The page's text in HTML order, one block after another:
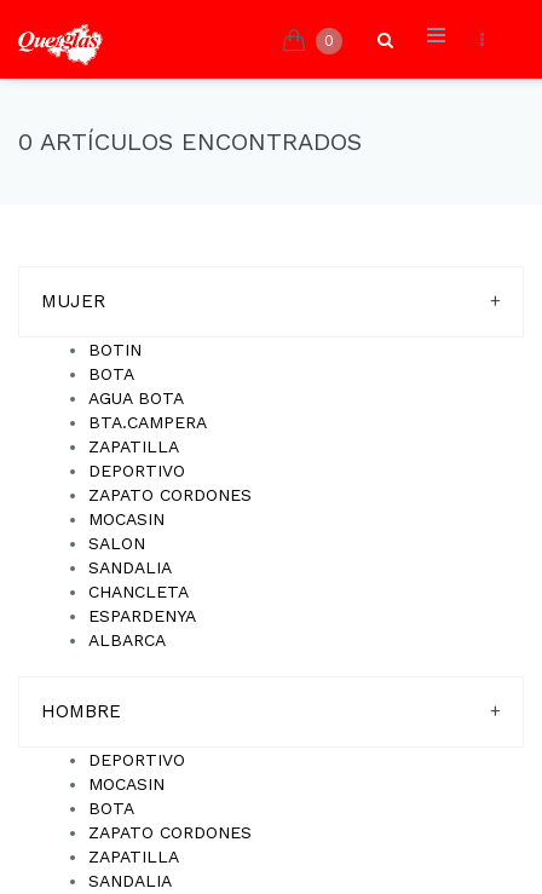
0
0 ARTÍCULOS ENCONTRADOS
MUJER +
BOTIN
BOTA
AGUA BOTA
BTA.CAMPERA
ZAPATILLA
DEPORTIVO
ZAPATO CORDONES
MOCASIN
SALON
SANDALIA
CHANCLETA
ESPARDENYA
ALBARCA
HOMBRE +
DEPORTIVO
MOCASIN
BOTA
ZAPATO CORDONES
ZAPATILLA
SANDALIA